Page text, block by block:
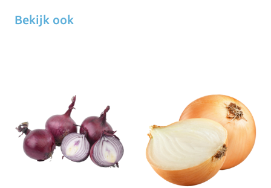
Bekijk ook